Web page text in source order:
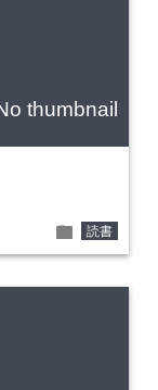
thumbnail
folder 読書